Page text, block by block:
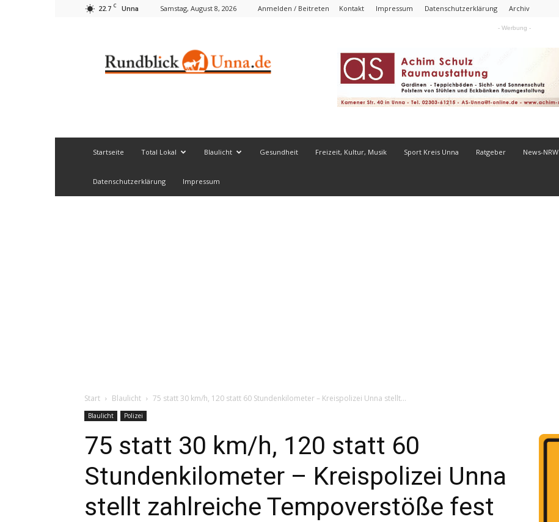
22.7 C Unna Samstag, August 8, 2026 Anmelden / Beitreten Kontakt Impressum Datenschutzerklärung Archiv
- Werbung -
Startseite Total Lokal Blaulicht Gesundheit Freizeit, Kultur, Musik Sport Kreis Unna Ratgeber News-NRW
Datenschutzerklärung Impressum
Start Blaulicht 75 statt 30 km/h, 120 statt 60 Stundenkilometer – Kreispolizei Unna stellt...
Blaulicht Polizei
75 statt 30 km/h, 120 statt 60
Stundenkilometer – Kreispolizei Unna
stellt zahlreiche Tempoverstöße fest